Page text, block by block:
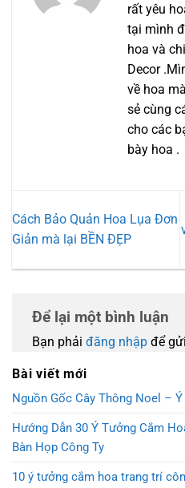
Bài viết mới
Nguồn Gốc Cây Thông Noel –
Hướng Dẫn 30 Ý Tưởng Cắm
Bàn Họp Công Ty
10 ý tưởng cắm hoa trang trí
rất yêu
tại mình
hoa và
Decor
về hoa
sẻ cùng
cho các
bày hoa .
Cách Bảo Quản Hoa Lụa Đơn
Giản mà lại BỀN ĐẸP
Để lại một bình luận
Bạn phải đăng nhập để